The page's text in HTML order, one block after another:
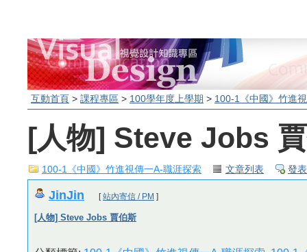
互動首頁 > 課程專區 > 100學年度上學期 > 100-1《中國》竹進
[人物] Steve Jobs
100-1《中國》竹進視傳一A-職涯探索 文章列表 發
JinJin [站內寄信 / PM ]
[人物] Steve Jobs 賈伯斯